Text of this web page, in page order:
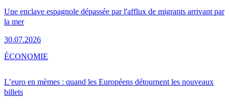
Une enclave espagnole dépassée par l'afflux de migrants arrivant par
la mer
30.07.2026
L’euro en mèmes : quand les Européens détournent les nouveaux
billets
ÉCONOMIE